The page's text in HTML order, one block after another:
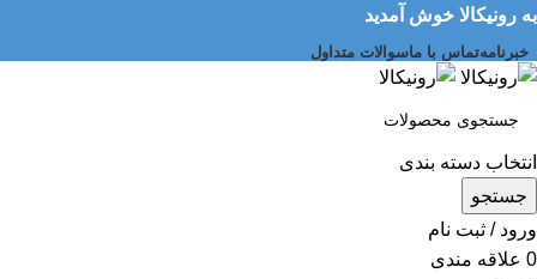
به رونیکالا خوش آمدید
خبرنامهتماس با ماسوالات متداول
انتخاب دسته بندی
جستجو
ورود / ثبت نام
0 علاقه مندی